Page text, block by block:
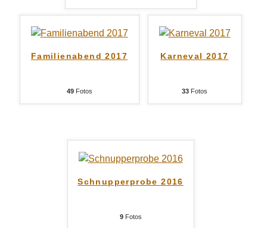
Familienabend 2017
49Fotos
Karneval 2017
33 Fotos
Schnupperprobe 2016
9Fotos